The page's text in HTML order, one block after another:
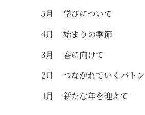
5月
学びについて
4月
始まりの季節
3月
春に向けて
2月
つながれていくバトン
1月
新たな年を迎えて